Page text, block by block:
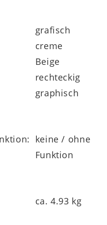
x 190 cm (BxL)
grafisch
creme
Beige
rechteckig
graphisch
keine / ohne
Funktion
ca. 4.93 kg